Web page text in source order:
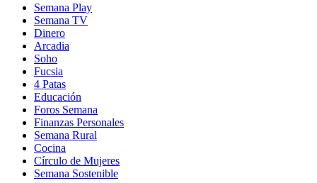
Semana Play
Semana TV
Dinero
Arcadia
Soho
in
new
window
Fucsia
in
new
window
4 Patas
Educación
Foros Semana
Finanzas Personales
Semana Rural
Cocina
Círculo de Mujeres
Semana Sostenible